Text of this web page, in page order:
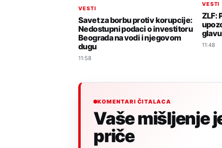
VESTI
Savet za borbu protiv korupcije:
Nedostupni podaci o investitoru
Beograda na vodi i njegovom
dugu
11:58
VESTI
ZLF:
11:48
KOMENTARI ČITALACA
Vaše mišljenje
priče